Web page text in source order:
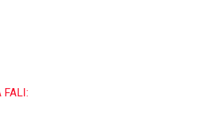
FALI: